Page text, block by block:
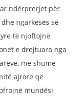
ndërprerjet për
ngarkesës së
të njoftojnë
e drejtuara nga
me shumë
ajrore që
mundësi